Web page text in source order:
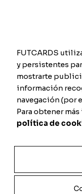
Tiro
Passaggio
FUTCARDS
y persistentes
mostrarte
información
navegación (por
Para obtener
política de